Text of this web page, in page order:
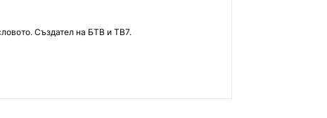
Създател на БТВ и ТВ7.